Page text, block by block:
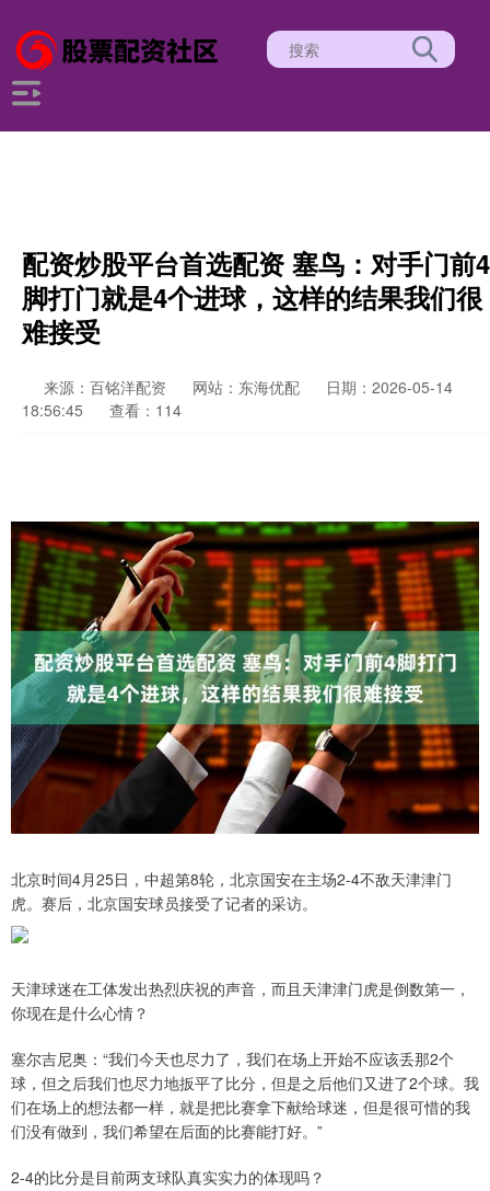
配资炒股平台首选配资 塞鸟：对手门前4
脚打门就是4个进球，这样的结果我们很
难接受
来源：百铭洋配资 网站：东海优配
日期：2026-05-14
18:56:45
查看：114
北京时间4月25日，中超第8轮，北京国安在主场2-4不敌天津津门
虎。赛后，北京国安球员接受了记者的采访。
天津球迷在工体发出热烈庆祝的声音，而且天津津门虎是倒数第一，
你现在是什么心情？
塞尔吉尼奥：“我们今天也尽力了，我们在场上开始不应该丢那2个
球，但之后我们也尽力地扳平了比分，但是之后他们又进了2个球。我
们在场上的想法都一样，就是把比赛拿下献给球迷，但是很可惜的我
们没有做到，我们希望在后面的比赛能打好。”
2-4的比分是目前两支球队真实实力的体现吗？